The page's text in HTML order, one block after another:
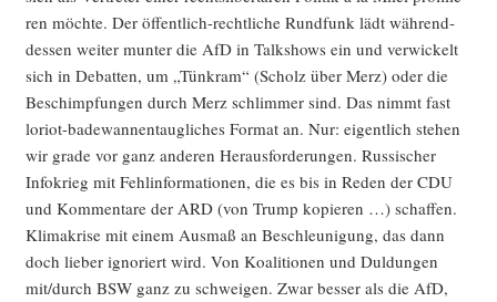
ren möch­te. Der öffent­lich-recht­li­che Rund­funk lädt wäh­rend­
des­sen wei­ter mun­ter die AfD in Talk­shows ein und ver­wi­ckelt
sich in Debat­ten, um „Tün­kram“ (Scholz über Merz) oder die
Beschimp­fun­gen durch Merz schlim­mer sind. Das nimmt fast
lori­ot-bade­wan­nen­taug­li­ches For­mat an. Nur: eigent­lich ste­hen
wir gra­de vor ganz ande­ren Her­aus­for­de­run­gen. Rus­si­scher
Info­krieg mit Fehl­in­for­ma­tio­nen, die es bis in Reden der CDU
und Kom­men­ta­re der ARD (von Trump kopie­ren …) schaf­fen.
Kli­ma­kri­se mit einem Aus­maß an Beschleu­ni­gung, das dann
doch lie­ber igno­riert wird. Von Koali­tio­nen und Dul­dun­gen
mit/durch BSW ganz zu schwei­gen. Zwar bes­ser als die AfD,